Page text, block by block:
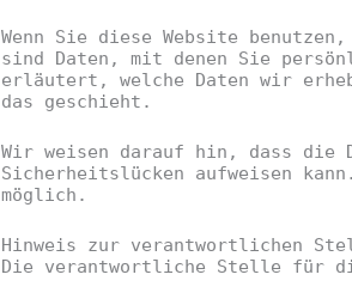
Wenn Sie diese Website benutzen,
sind Daten, mit denen Sie
erläutert, welche Daten wir
das geschieht.
Wir weisen darauf hin, dass die
Sicherheitslücken aufweisen
möglich.
Hinweis zur verantwortlichen
Die verantwortliche Stelle für